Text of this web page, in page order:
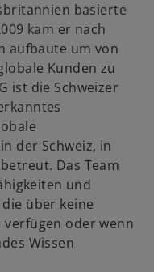
basierte
kam er nach
aufbaute um von
Kunden zu
ist die Schweizer
der Schweiz, in
Das Team
und
über keine
oder wenn
Wissen